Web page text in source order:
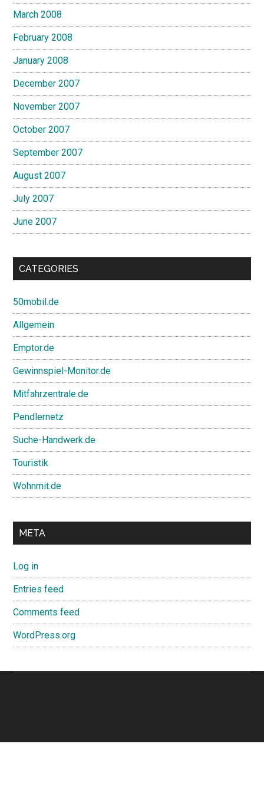
March 2008
February 2008
January 2008
December 2007
November 2007
October 2007
September 2007
August 2007
July 2007
June 2007
CATEGORIES
50mobil.de
Allgemein
Emptor.de
Gewinnspiel-Monitor.de
Mitfahrzentrale.de
Pendlernetz
Suche-Handwerk.de
Touristik
Wohnmit.de
META
Log in
Entries feed
Comments feed
WordPress.org